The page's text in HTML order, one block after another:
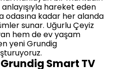
anlayışıyla hareket eden
kadar her alanda
sunar. Uğurlu Çeyiz
hem de ev yaşam
yeni Grundig
Grundig Smart TV